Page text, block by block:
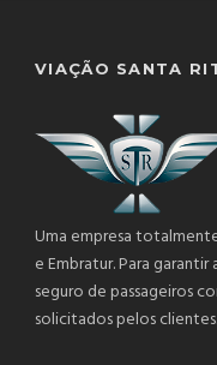
VIAÇÃO SANTA
Uma empresa
e Embratur. Para garantir
seguro de passageiros
solicitados pelos clientes.